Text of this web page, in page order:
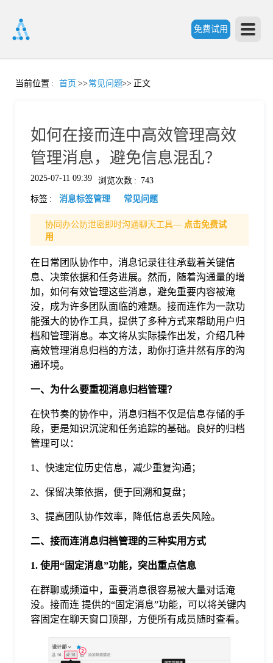
免费试用
首
价
格
见
问
当前位置 : 首页 >>常见问题>> 正文
如何在接而连中高效管理高效
管理消息，避免信息混乱？
2025-07-11 09:39 浏览次数 : 743
标签 : 消息标签管理 常见问题
协同办公防泄密即时沟通聊天工具— 点击免费试
用
在日常团队协作中，消息记录往往承载着关键信
息、决策依据和任务进展。然而，随着沟通量的增
加，如何有效管理这些消息，避免重要内容被淹
没，成为许多团队面临的难题。接而连作为一款功
能强大的协作工具，提供了多种方式来帮助用户归
档和管理消息。本文将从实际操作出发，介绍几种
高效管理消息归档的方法，助你打造井然有序的沟
通环境。
一、为什么要重视消息归档管理？
在快节奏的协作中，消息归档不仅是信息存储的手
段，更是知识沉淀和任务追踪的基础。良好的归档
管理可以：
1、快速定位历史信息，减少重复沟通；
2、保留决策依据，便于回溯和复盘；
3、提高团队协作效率，降低信息丢失风险。
二、接而连消息归档管理的三种实用方式
1. 使用“固定消息”功能，突出重点信息
在群聊或频道中，重要消息很容易被大量对话淹
没。接而连 提供的“固定消息”功能，可以将关键内
容固定在聊天窗口顶部，方便所有成员随时查看。